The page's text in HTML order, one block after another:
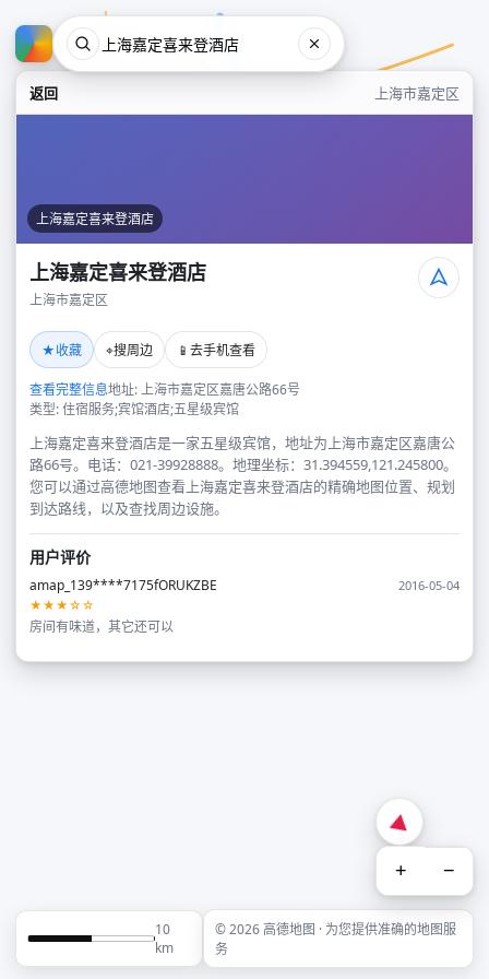
返回 上海市嘉定区
上海嘉定喜来登酒店
上海嘉定喜来登酒店
上海市嘉定区
★收藏 ⌖搜周边 📱 去手机查看
查看完整信息地址: 上海市嘉定区嘉唐公路66号
类型: 住宿服务;宾馆酒店;五星级宾馆
上海嘉定喜来登酒店是一家五星级宾馆，地址为上海市嘉定区嘉唐公
路66号。电话：021-39928888。地理坐标：31.394559,121.245800。
您可以通过高德地图查看上海嘉定喜来登酒店的精确地图位置、规划
到达路线，以及查找周边设施。
用户评价
amap_139****7175fORUKZBE
2016-05-04
★★★☆☆
房间有味道，其它还可以
+ −
10
km
© 2026 高德地图 · 为您提供准确的地图服
务